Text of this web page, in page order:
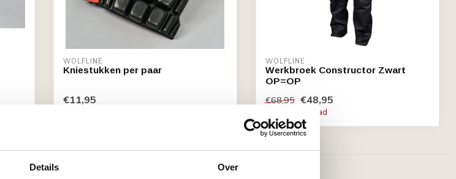
Details Over
WOLFLINE
Kniestukken per paar
€11,95
WOLFLINE
Werkbroek Constructor Zwart
OP=OP
€68,95 €48,95
Niet op voorraad
Toon1-3van 3